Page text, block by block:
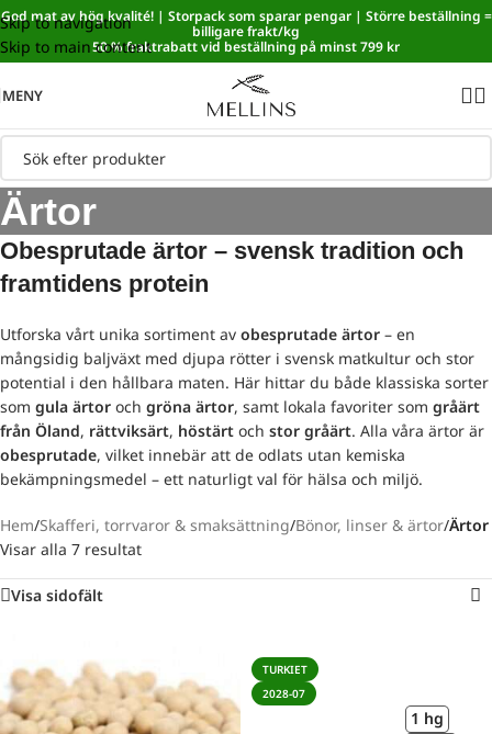
Skip to navigation
Skip to main content
Sänkt matmoms! I kassan dras automatiskt 5,35 % av från alla
varor.
God mat av hög kvalité! | Storpack som sparar pengar | Större beställning =
billigare frakt/kg
50 % fraktrabatt vid beställning på minst 799 kr
MENY
Ärtor
Obesprutade ärtor – svensk tradition och
framtidens protein
Utforska vårt unika sortiment av obesprutade ärtor – en
mångsidig baljväxt med djupa rötter i svensk matkultur och stor
potential i den hållbara maten. Här hittar du både klassiska sorter
som gula ärtor och gröna ärtor, samt lokala favoriter som gråärt
från Öland, rättviksärt, höstärt och stor gråärt. Alla våra ärtor är
obesprutade, vilket innebär att de odlats utan kemiska
bekämpningsmedel – ett naturligt val för hälsa och miljö.
Hem/Skafferi, torrvaror & smaksättning/Bönor, linser & ärtor/Ärtor
Visar alla 7 resultat
Visa sidofält
TURKIET
2028-07
1 hg